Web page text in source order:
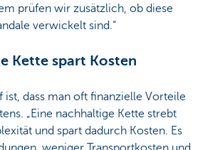
prüfen wir zusätzlich, ob diese
verwickelt sind.“
Kette spart Kosten
ist, dass man oft finanzielle Vorteile
„Eine nachhaltige Kette strebt
und spart dadurch Kosten. Es